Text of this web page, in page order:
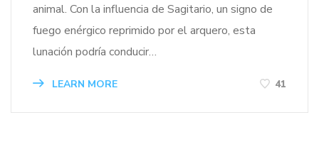
animal. Con la influencia de Sagitario, un signo de
fuego enérgico reprimido por el arquero, esta
lunación podría conducir…
LEARN MORE 41